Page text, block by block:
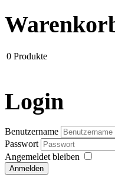
0 Produkte
Login
Benutzername
Passwort
Angemeldet bleiben
Anmelden